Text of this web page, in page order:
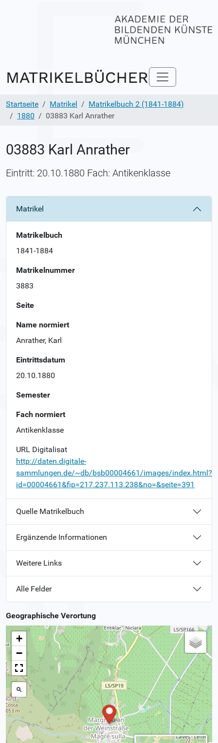
Startseite Matrikel
Matrikelbuch 2 (1841-1884)
1880
03883 Karl Anrather
03883 Karl Anrather
Eintritt: 20.10.1880 Fach: Antikenklasse
Matrikel
Matrikelbuch
1841-1884
Matrikelnummer
3883
Seite
Name normiert
Anrather, Karl
Eintrittsdatum
20.10.1880
Semester
Fach normiert
Antikenklasse
URL Digitalisat
http://daten.digitale-
sammlungen.de/~db/bsb00004661/images/index.html?
id=00004661&fip=217.237.113.238&no=&seite=391
Quelle Matrikelbuch
Ergänzende Informationen
Weitere Links
Alle Felder
Geographische Verortung
+
−